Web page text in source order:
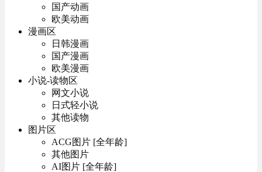
国产动画
欧美动画
漫画区
日韩漫画
国产漫画
欧美漫画
小说-读物区
网文小说
日式轻小说
其他读物
图片区
ACG图片 [全年龄]
其他图片
AI图片 [全年龄]